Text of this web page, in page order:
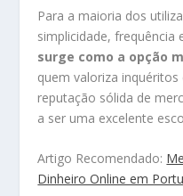
Para a maioria dos
simplicidade, frequência
surge como a opção
quem valoriza
reputação sólida de
a ser uma excelente
Artigo Recomendado:
Dinheiro Online em